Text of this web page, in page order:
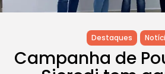
Destaques
Campanha de